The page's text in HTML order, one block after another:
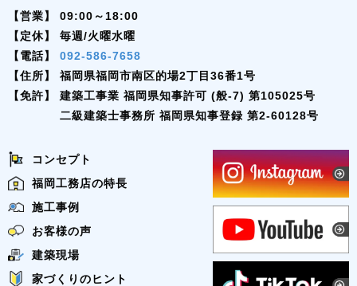
【営業】
09:00～18:00
【定休】
毎週/火曜水曜
【電話】
092-586-7658
【住所】
福岡県福岡市南区的場2丁目36番1号
【免許】
建築工事業 福岡県知事許可 (般-7) 第105025号
二級建築士事務所 福岡県知事登録 第2-60128号
コンセプト
福岡工務店の特長
施工事例
お客様の声
建築現場
家づくりのヒント